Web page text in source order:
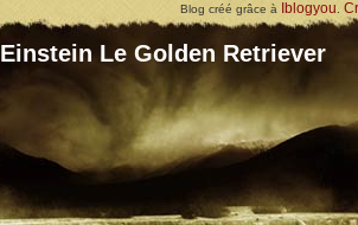
Blog créé grâce à Iblogyou
Einstein Le Golden Retriever